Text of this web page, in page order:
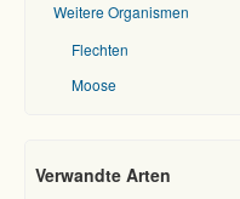
Weitere Organismen
Flechten
Moose
Verwandte Arten